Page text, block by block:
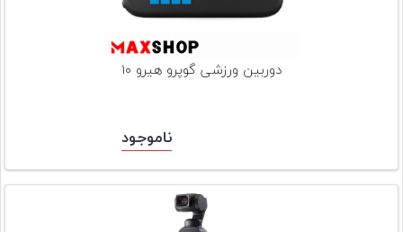
دوربین ورزشی گوپرو هیرو ۱۰
ناموجود